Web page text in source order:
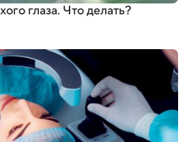
глаза. Что делать?